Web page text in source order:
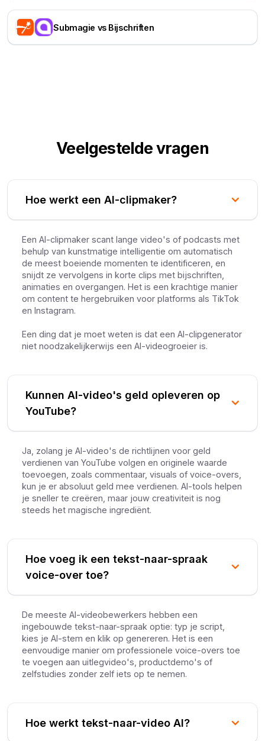
Submagie vs Bijschriften
Veelgestelde vragen
Hoe werkt een AI-clipmaker?
Een AI-clipmaker scant lange video's of podcasts met
behulp van kunstmatige intelligentie om automatisch
de meest boeiende momenten te identificeren, en
snijdt ze vervolgens in korte clips met bijschriften,
animaties en overgangen. Het is een krachtige manier
om content te hergebruiken voor platforms als TikTok
en Instagram.
Een ding dat je moet weten is dat een AI-clipgenerator
niet noodzakelijkerwijs een AI-videogroeier is.
Kunnen AI-video's geld opleveren op
YouTube?
Ja, zolang je AI-video's de richtlijnen voor geld
verdienen van YouTube volgen en originele waarde
toevoegen, zoals commentaar, visuals of voice-overs,
kun je er absoluut geld mee verdienen. AI-tools helpen
je sneller te creëren, maar jouw creativiteit is nog
steeds het magische ingrediënt.
Hoe voeg ik een tekst-naar-spraak
voice-over toe?
De meeste AI-videobewerkers hebben een
ingebouwde tekst-naar-spraak optie: typ je script,
kies je AI-stem en klik op genereren. Het is een
eenvoudige manier om professionele voice-overs toe
te voegen aan uitlegvideo's, productdemo's of
zelfstudies zonder zelf iets op te nemen.
Hoe werkt tekst-naar-video AI?